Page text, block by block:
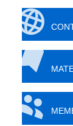
language
group